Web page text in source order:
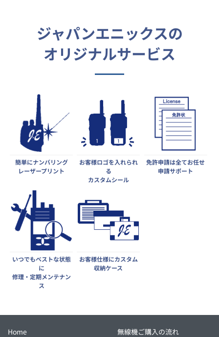
ジャパンエニックスの
オリジナルサービス
簡単にナンバリング
レーザープリント
お客様ロゴを入れられ
る
カスタムシール
免許申請は全てお任せ
申請サポート
いつでもベストな状態
に
修理・定期メンテナン
ス
お客様仕様にカスタム
収納ケース
Home
無線機ご購入の流れ